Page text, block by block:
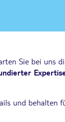
Sie bei uns
und behalten